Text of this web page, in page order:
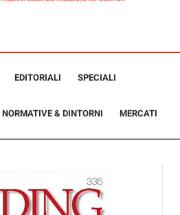
EDITORIALI SPECIALI
NORMATIVE & DINTORNI MERCATI